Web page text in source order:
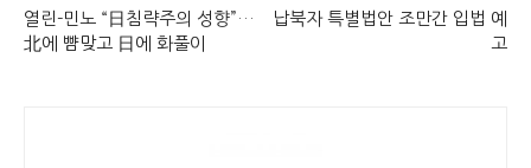
열린-민노 “日침략주의 성향”…
北에 뺨맞고 日에 화풀이
납북자 특별법안 조만간 입법 예
고